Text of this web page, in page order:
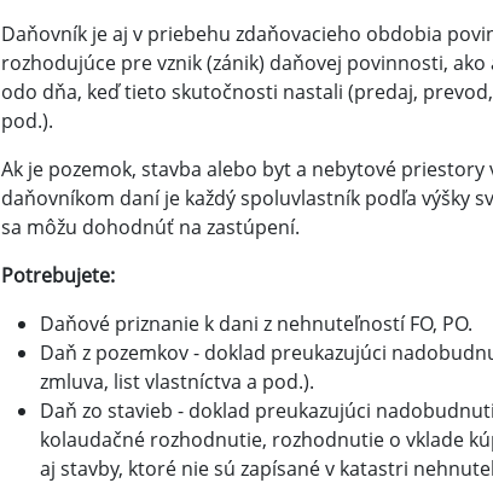
Daňovník je aj v priebehu zdaňovacieho obdobia
rozhodujúce pre vznik (zánik) daňovej povinnosti,
odo dňa, keď tieto skutočnosti nastali (predaj,
pod.).
Ak je pozemok, stavba alebo byt a nebytové
daňovníkom daní je každý spoluvlastník podľa výšky
sa môžu dohodnúť na zastúpení.
Potrebujete:
Daňové priznanie k dani z nehnuteľností FO, PO.
Daň z pozemkov - doklad preukazujúci
zmluva, list vlastníctva a pod.).
Daň zo stavieb - doklad preukazujúci
kolaudačné rozhodnutie, rozhodnutie o vklade
aj stavby, ktoré nie sú zapísané v katastri